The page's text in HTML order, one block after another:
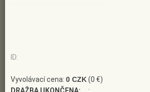
ID:
Vyvolávací cena: 0 CZK(0 €)